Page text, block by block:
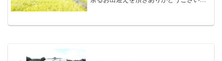
もなく生徒さんのご入場～☺私のウンチ